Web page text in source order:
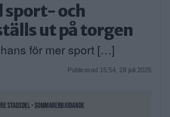
sport- och
ut på torgen
för mer sport […]
Publicerad 15:54, 28 juli 2026